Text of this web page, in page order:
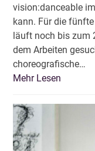
vision:danceable
kann. Für die
läuft noch bis zum
dem Arbeiten
choreografische…
Mehr Lesen